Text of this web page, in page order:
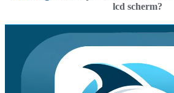
lcd scherm?